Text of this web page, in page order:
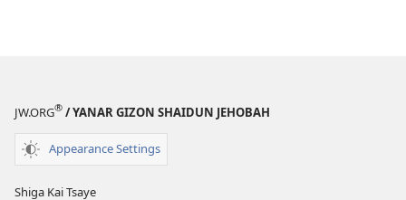
JW.ORG® / YANAR GIZON SHAIDUN JEHOBAH
Appearance Settings
Shiga Kai Tsaye